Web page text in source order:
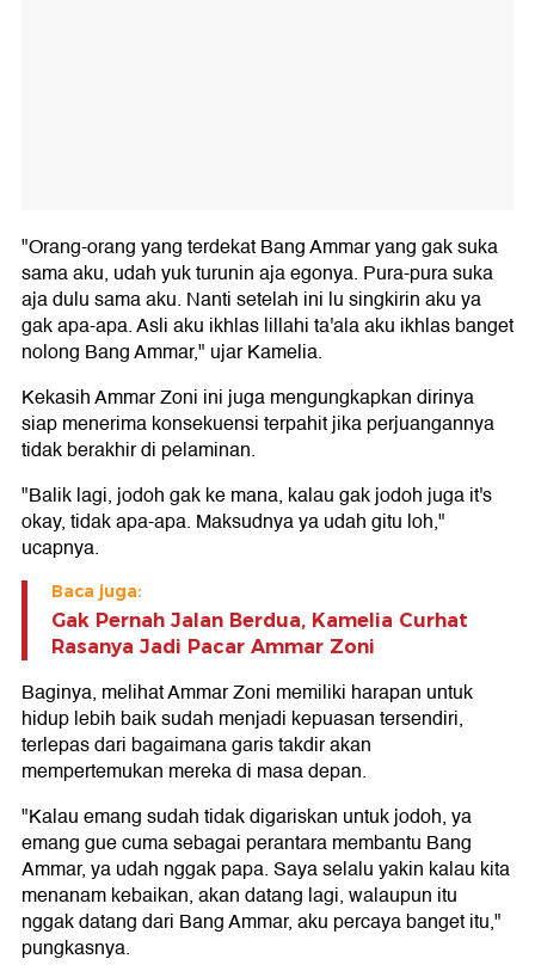
"Orang-orang yang terdekat Bang Ammar yang gak suka
sama aku, udah yuk turunin aja egonya. Pura-pura suka
aja dulu sama aku. Nanti setelah ini lu singkirin aku ya
gak apa-apa. Asli aku ikhlas lillahi ta'ala aku ikhlas banget
nolong Bang Ammar," ujar Kamelia.
Kekasih Ammar Zoni ini juga mengungkapkan dirinya
siap menerima konsekuensi terpahit jika perjuangannya
tidak berakhir di pelaminan.
"Balik lagi, jodoh gak ke mana, kalau gak jodoh juga it's
okay, tidak apa-apa. Maksudnya ya udah gitu loh,"
ucapnya.
Baca juga:
Gak Pernah Jalan Berdua, Kamelia Curhat
Rasanya Jadi Pacar Ammar Zoni
Baginya, melihat Ammar Zoni memiliki harapan untuk
hidup lebih baik sudah menjadi kepuasan tersendiri,
terlepas dari bagaimana garis takdir akan
mempertemukan mereka di masa depan.
"Kalau emang sudah tidak digariskan untuk jodoh, ya
emang gue cuma sebagai perantara membantu Bang
Ammar, ya udah nggak papa. Saya selalu yakin kalau kita
menanam kebaikan, akan datang lagi, walaupun itu
nggak datang dari Bang Ammar, aku percaya banget itu,"
pungkasnya.